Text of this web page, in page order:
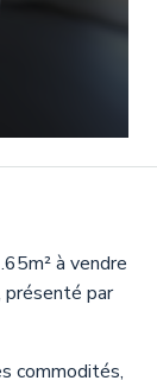
à vendre
présenté par
commodités,